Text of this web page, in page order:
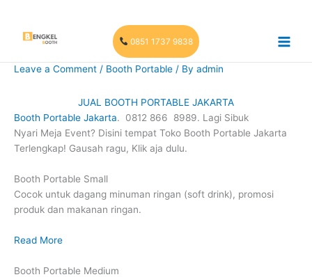
content
0851 1737 9838
Leave a Comment / Booth Portable / By admin
JUAL BOOTH PORTABLE JAKARTA
Booth Portable Jakarta. 0812 866 8989. Lagi Sibuk
Nyari Meja Event? Disini tempat Toko Booth Portable Jakarta
Terlengkap! Gausah ragu, Klik aja dulu.
Booth Portable Small
Cocok untuk dagang minuman ringan (soft drink), promosi
produk dan makanan ringan.
Read More
Booth Portable Medium